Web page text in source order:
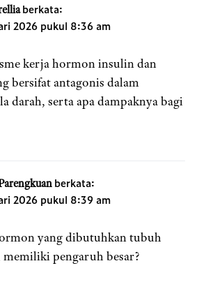
berkata:
2026 pukul 8:36 am
kerja hormon insulin dan
bersifat antagonis dalam
darah, serta apa dampaknya bagi
berkata:
2026 pukul 8:39 am
yang dibutuhkan tubuh
pengaruh besar?